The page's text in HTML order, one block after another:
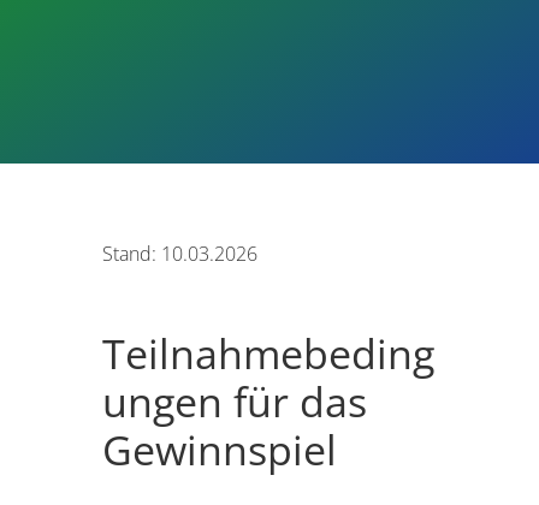
Stand: 10.03.2026
Teilnahmebeding
ungen für das
Gewinnspiel